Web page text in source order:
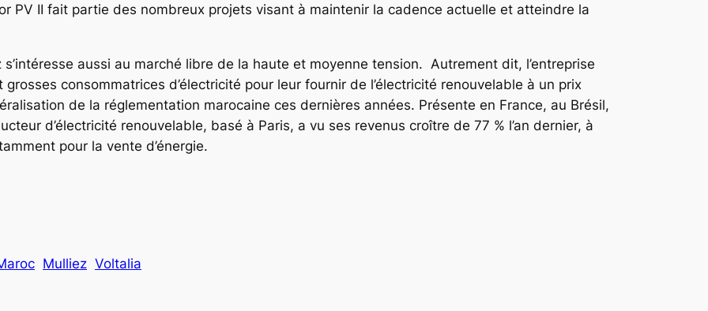
PV II fait partie des nombreux projets visant à maintenir la cadence actuelle et atteindre la
aussi au marché libre de la haute et moyenne tension. Autrement dit, l’entreprise
consommatrices d’électricité pour leur fournir de l’électricité renouvelable à un prix
de la réglementation marocaine ces dernières années. Présente en France, au Brésil,
d’électricité renouvelable, basé à Paris, a vu ses revenus croître de 77 % l’an dernier, à
pour la vente d’énergie.
Mulliez Voltalia